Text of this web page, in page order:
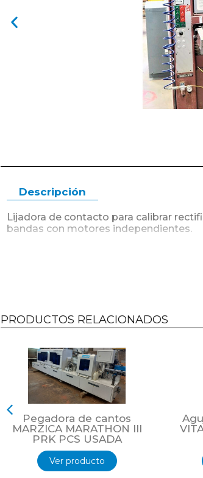
Descripción
Lijadora de contacto para calibrar
bandas con motores independientes.
Industria Holandesa
PRODUCTOS RELACIONADOS
Pegadora de cantos
MARZICA MARATHON III
PRK PCS USADA
Ver producto